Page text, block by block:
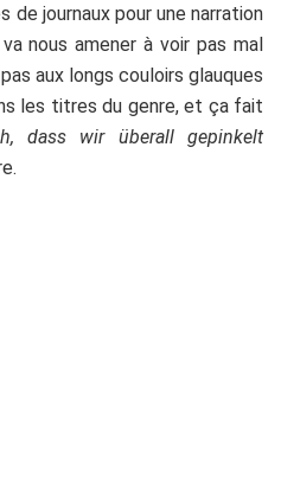
de journaux pour une narration
nous amener à voir pas mal
aux longs couloirs glauques
les titres du genre, et ça fait
dass wir überall gepinkelt